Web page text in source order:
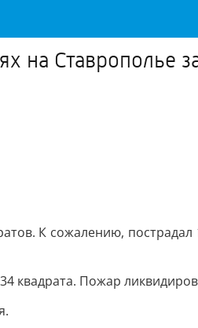
на Ставрополье
К сожалению,
квадрата. Пожар